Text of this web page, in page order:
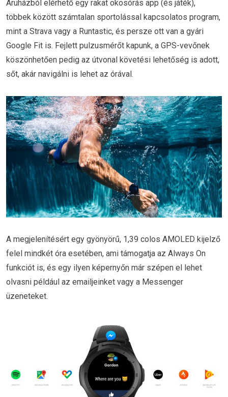
Áruházból elérhető egy rakat okosórás app (és játék),
többek között számtalan sportolással kapcsolatos program,
mint a Strava vagy a Runtastic, és persze ott van a gyári
Google Fit is. Fejlett pulzusmérőt kapunk, a GPS-vevőnek
köszönhetően pedig az útvonal követési lehetőség is adott,
sőt, akár navigálni is lehet az órával.
A megjelenítésért egy gyönyörű, 1,39 colos AMOLED kijelző
felel mindkét óra esetében, ami támogatja az Always On
funkciót is, és egy ilyen képernyőn már szépen el lehet
olvasni például az emailjeinket vagy a Messenger
üzeneteket.